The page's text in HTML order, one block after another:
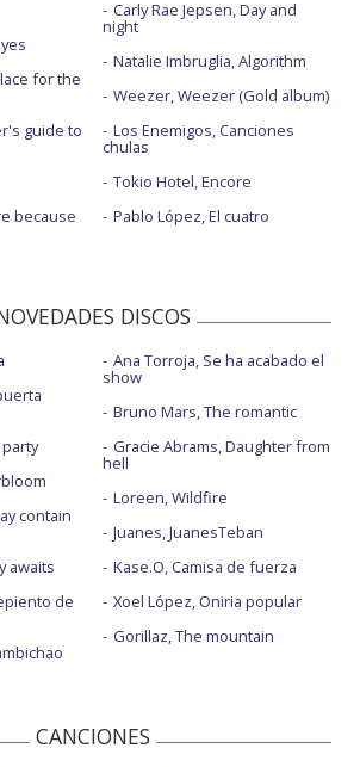
for the
guide to
because
Carly Rae Jepsen, Day and
night
Natalie Imbruglia, Algorithm
Weezer, Weezer (Gold album)
Los Enemigos, Canciones
chulas
Tokio Hotel, Encore
Pablo López, El cuatro
DISCOS
contain
awaits
de
Ana Torroja, Se ha acabado el
show
Bruno Mars, The romantic
Gracie Abrams, Daughter from
hell
Loreen, Wildfire
Juanes, JuanesTeban
Kase.O, Camisa de fuerza
Xoel López, Oniria popular
Gorillaz, The mountain
CANCIONES